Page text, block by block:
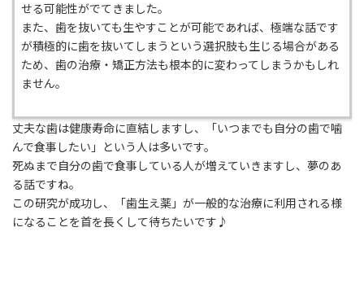
せる可能性がでてきました。
また、歯を抜いても生やすことが可能であれば、極端な話です
が積極的に歯を抜いてしまうという選択肢も生じる場合がある
ため、歯の治療・矯正方法も根本的に変わってしまうかもしれ
ません。
丈夫な歯は健康寿命に直結しますし、「いつまでも自分の歯で噛
んで食事したい」という人は多いです。
死ぬまで自分の歯で食事している人が増えていきますし、夢のあ
る話ですね。
この研究が成功し、「歯生え薬」が一般的な治療に利用される様
になることを首を長くして待ちたいです♪